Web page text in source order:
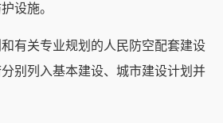
设施。
有关专业规划的人民防空配套建设
别列入基本建设、城市建设计划并